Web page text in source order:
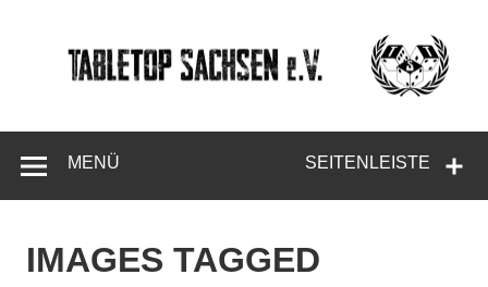
Sachsen
SEITENLEISTE
MENÜ
IMAGES TAGGED